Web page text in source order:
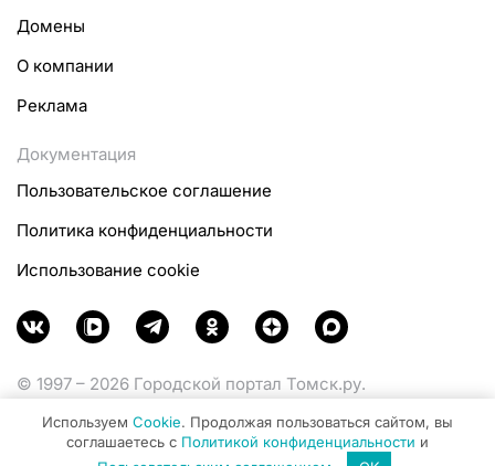
Домены
О компании
Реклама
Документация
Пользовательское соглашение
Политика конфиденциальности
Использование cookie
© 1997 – 2026 Городской портал Томск.ру.
Министерства цифрового развития, связи и массовых
коммуникаций Российской Федерации.
Используем Cookie. Продолжая пользоваться сайтом, вы
соглашаетесь с Политикой конфиденциальности и